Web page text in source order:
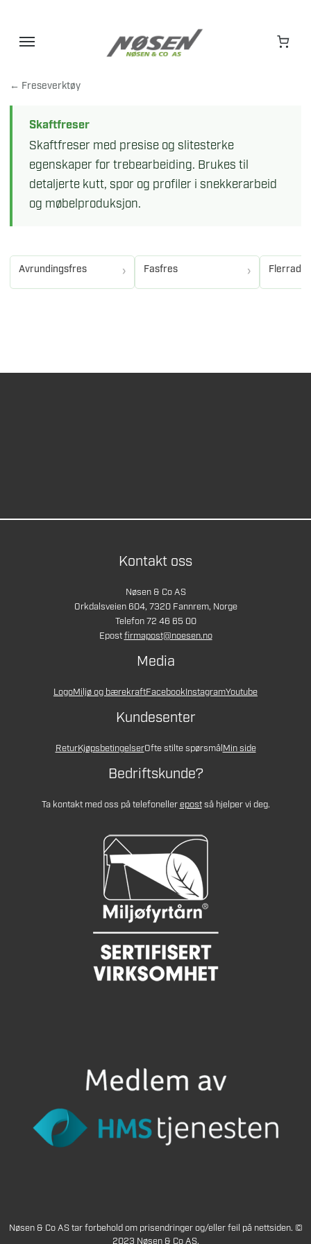
← Freseverktøy
Skaftfreser
Skaftfreser med presise og slitesterke
egenskaper for trebearbeiding. Brukes til
detaljerte kutt, spor og profiler i snekkerarbeid
og møbelproduksjon.
Avrundingsfres Fasfres
Kontakt oss
Nøsen & Co AS
Orkdalsveien 604, 7320 Fannrem, Norge
Telefon 72 46 65 00
Epostfirmapost@noesen.no
Media
LogoMiljø og bærekraftFacebookInstagramYoutube
Kundesenter
ReturKjøpsbetingelserOfte stilte spørsmålMin side
Bedriftskunde?
Ta kontakt med oss på telefonellerepostså hjelper vi deg.
Nøsen & Co AS tar forbehold om prisendringer og/eller feil på nettsiden. ©
2023 Nøsen & Co AS.